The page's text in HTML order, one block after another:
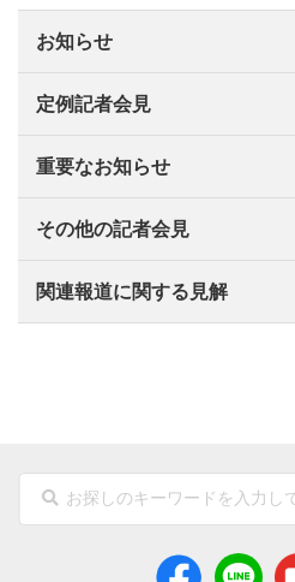
お知らせ
定例記者会見
重要なお知らせ
その他の記者会見
関連報道に関する見解